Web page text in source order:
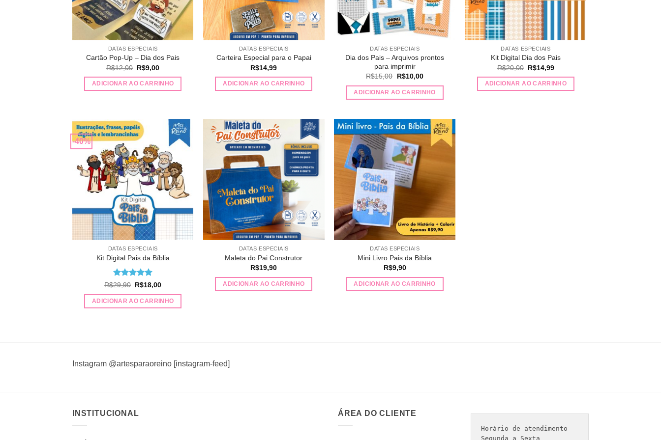
DATAS ESPECIAIS
Cartão Pop-Up – Dia dos Pais
R$12,00 O
preço
original
era:
R$9,00O
atual
é:
ADICIONAR AO CARRINHO
DATAS ESPECIAIS
Carteira Especial para o Papai
R$14,99
ADICIONAR AO CARRINHO
DATAS ESPECIAIS
Dia dos Pais – Arquivos prontos
para imprimir
R$15,00 O
original
era:
R$10,00O
atual
é:
ADICIONAR AO CARRINHO
DATAS ESPECIAIS
Kit Digital Dia dos Pais
R$20,00 O
preço
original
era:
R$14,99O
atual
é:
ADICIONAR AO CARRINHO
-40%
Adicionar
a lista de
desejos
DATAS ESPECIAIS
Kit Digital Pais da Bíblia
Avaliação5
R$29,90 O
original
era:
R$18,00O
atual
é:
ADICIONAR AO CARRINHO
Adicionar
a lista de
desejos
DATAS ESPECIAIS
Maleta do Pai Construtor
R$19,90
ADICIONAR AO CARRINHO
Adicionar
DATAS ESPECIAIS
Mini Livro Pais da Bíblia
R$9,90
ADICIONAR AO CARRINHO
Instagram @artesparaoreino [instagram-feed]
INSTITUCIONAL ÁREA DO CLIENTE
Horário de atendimento
Segunda a Sexta